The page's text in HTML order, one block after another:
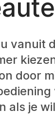
vanuit
door
als je